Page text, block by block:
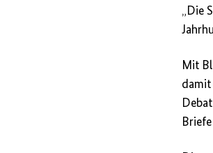
„Die
Mit
damit